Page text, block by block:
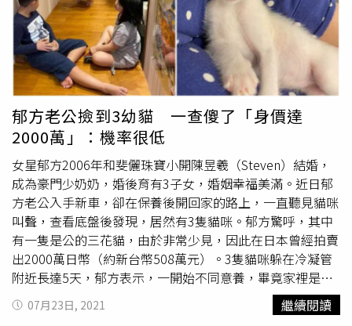
郁方老公撿到3幼貓 一查傻了「身價達
2000萬」：機率很低
女星郁方2006年和斐儷珠寶小開陳昱羲（Steven）結婚，
成為豪門少奶奶，婚後育有3子女，婚姻幸福美滿。近日郁
方老公入手新車，卻在保養後開回家的路上，一直聽見貓咪
叫聲，查看底盤後發現，居然有3隻貓咪。郁方驚呼，其中
有一隻是公的三花貓，由於非常少見，因此在日本曾經拍賣
出2000萬日幣（約新台幣508萬元）。3隻貓咪躲在冷凝管
附近長達5天，郁方表示，一開始不同意養，畢竟家裡是木
地板、布沙發，加上考慮小孩是過敏體質，「不過人生就是
這樣，最後媽媽就是輸了。」全家人時不時圍著3隻小貓，
07月23日, 2021 繼續閱讀